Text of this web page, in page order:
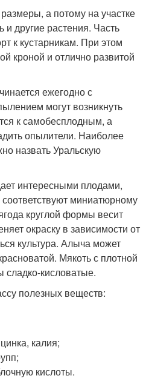
а потому на участке
другие растения. Часть
к кустарникам. При этом
кроной и отлично развитой
ежегодно с
могут возникнуть
к самобесплодным, а
опылители. Наиболее
назвать Уральскую
интересными плодами,
миниатюрному
круглой формы весит
окраску в зависимости от
культура. Алыча может
Мякоть с плотной
сладко-кисловатые.
полезных веществ:
калия;
кислоты.